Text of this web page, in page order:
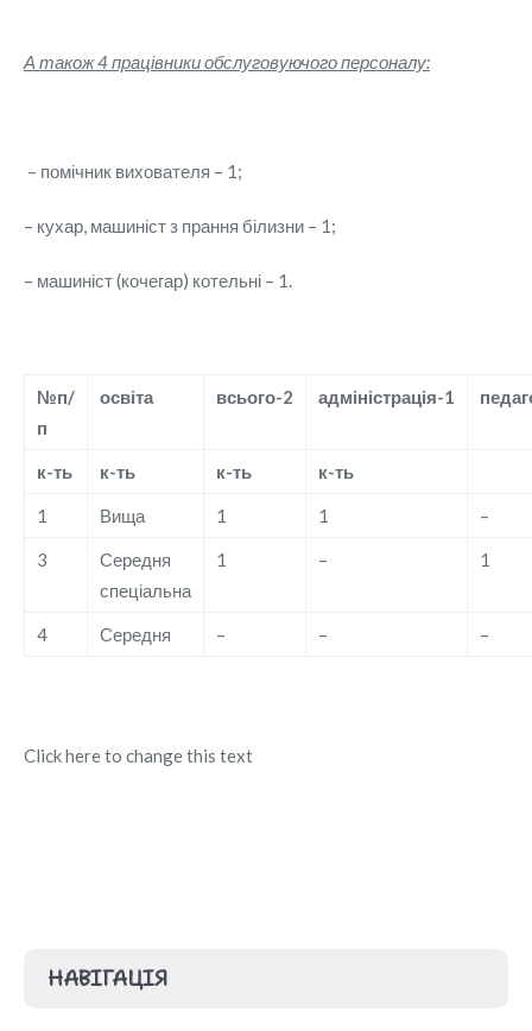
А також 4 працівники обслуговуючого персоналу:
– помічник вихователя – 1;
– кухар, машиніст з прання білизни – 1;
– машиніст (кочегар) котельні – 1.
№п/
п
освіта всього-2 адміністрація-1
к-ть к-ть к-ть к-ть
1 Вища 1 1 –
3
Середня
спеціальна
1 – 1
4 Середня – – –
Click here to change this text
НАВІГАЦІЯ